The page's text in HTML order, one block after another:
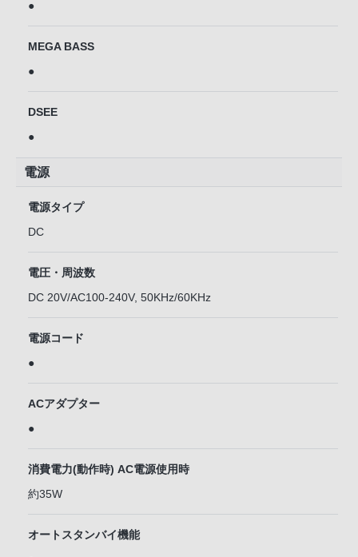
●
MEGA BASS
●
DSEE
●
電源
電源タイプ
DC
電圧・周波数
DC 20V/AC100-240V, 50KHz/60KHz
電源コード
●
ACアダプター
●
消費電力(動作時) AC電源使用時
約35W
オートスタンバイ機能